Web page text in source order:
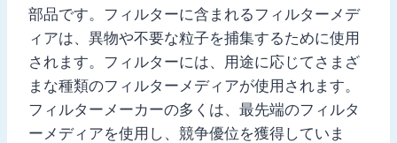
部品です。フィルターに含まれるフィルターメデ
ィアは、異物や不要な粒子を捕集するために使用
されます。フィルターには、用途に応じてさまざ
まな種類のフィルターメディアが使用されます。
フィルターメーカーの多くは、最先端のフィルタ
ーメディアを使用し、競争優位を獲得していま